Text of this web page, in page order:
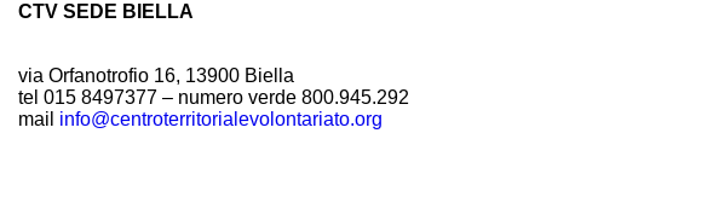
CTV SEDE BIELLA
via Orfanotrofio 16, 13900 Biella
tel 015 8497377 – numero verde 800.945.292
mail info@centroterritorialevolontariato.org